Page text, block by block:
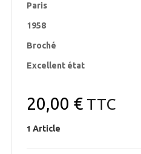
Paris
1958
Broché
Excellent état
20,00 €TTC
1 Article